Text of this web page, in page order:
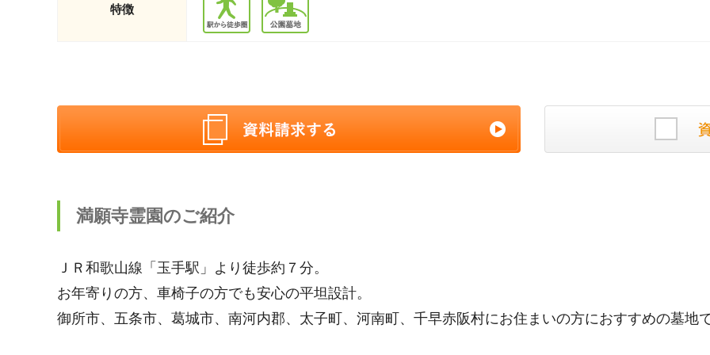
特徴
満願寺霊園のご紹介
ＪＲ和歌山線「玉手駅」より徒歩約７分。
お年寄りの方、車椅子の方でも安心の平坦設計。
御所市、五条市、葛城市、南河内郡、太子町、河南町、千早赤阪村にお住まいの方におすすめの墓地